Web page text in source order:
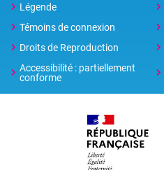
Légende
Témoins de connexion
Droits de Reproduction
Accessibilité : partiellement
conforme